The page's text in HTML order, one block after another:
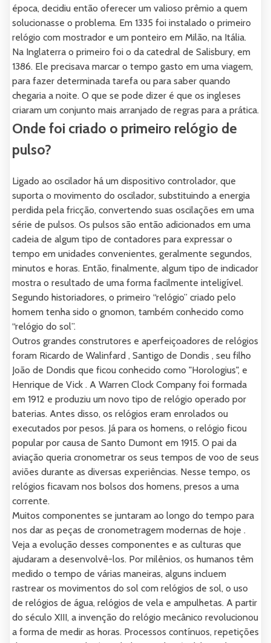
época, decidiu então oferecer um valioso prêmio a quem
solucionasse o problema. Em 1335 foi instalado o primeiro
relógio com mostrador e um ponteiro em Milão, na Itália.
Na Inglaterra o primeiro foi o da catedral de Salisbury, em
1386. Ele precisava marcar o tempo gasto em uma viagem,
para fazer determinada tarefa ou para saber quando
chegaria a noite. O que se pode dizer é que os ingleses
criaram um conjunto mais arranjado de regras para a prática.
Onde foi criado o primeiro relógio de
pulso?
Ligado ao oscilador há um dispositivo controlador, que
suporta o movimento do oscilador, substituindo a energia
perdida pela fricção, convertendo suas oscilações em uma
série de pulsos. Os pulsos são então adicionados em uma
cadeia de algum tipo de contadores para expressar o
tempo em unidades convenientes, geralmente segundos,
minutos e horas. Então, finalmente, algum tipo de indicador
mostra o resultado de uma forma facilmente inteligível.
Segundo historiadores, o primeiro “relógio” criado pelo
homem tenha sido o gnomon, também conhecido como
“relógio do sol”.
Outros grandes construtores e aperfeiçoadores de relógios
foram Ricardo de Walinfard , Santigo de Dondis , seu filho
João de Dondis que ficou conhecido como "Horologius", e
Henrique de Vick . A Warren Clock Company foi formada
em 1912 e produziu um novo tipo de relógio operado por
baterias. Antes disso, os relógios eram enrolados ou
executados por pesos. Já para os homens, o relógio ficou
popular por causa de Santo Dumont em 1915. O pai da
aviação queria cronometrar os seus tempos de voo de seus
aviões durante as diversas experiências. Nesse tempo, os
relógios ficavam nos bolsos dos homens, presos a uma
corrente.
Muitos componentes se juntaram ao longo do tempo para
nos dar as peças de cronometragem modernas de hoje .
Veja a evolução desses componentes e as culturas que
ajudaram a desenvolvê-los. Por milênios, os humanos têm
medido o tempo de várias maneiras, alguns incluem
rastrear os movimentos do sol com relógios de sol, o uso
de relógios de água, relógios de vela e ampulhetas. A partir
do século XIII, a invenção do relógio mecânico revolucionou
a forma de medir as horas. Processos contínuos, repetições